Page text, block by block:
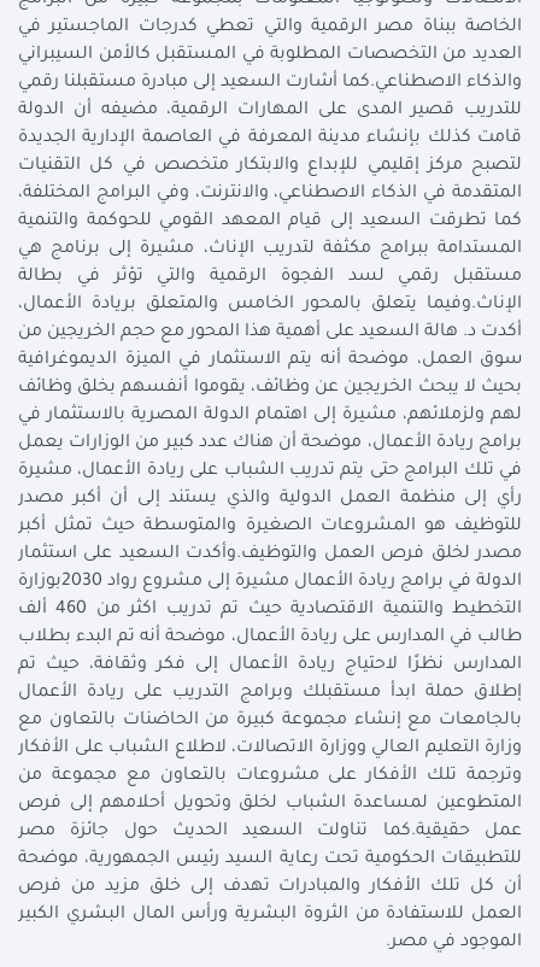
الخاصة ببناة مصر الرقمية والتي تعطي كدرجات الماجستير في
العديد من التخصصات المطلوبة في المستقبل كالأمن السيبراني
والذكاء الاصطناعي.كما أشارت السعيد إلى مبادرة مستقبلنا رقمي
للتدريب قصير المدى على المهارات الرقمية، مضيفه أن الدولة
قامت كذلك بإنشاء مدينة المعرفة في العاصمة الإدارية الجديدة
لتصبح مركز إقليمي للإبداع والابتكار متخصص في كل التقنيات
المتقدمة في الذكاء الاصطناعي، والانترنت، وفي البرامج المختلفة،
كما تطرقت السعيد إلى قيام المعهد القومي للحوكمة والتنمية
المستدامة ببرامج مكثفة لتدريب الإناث، مشيرة إلى برنامج هي
مستقبل رقمي لسد الفجوة الرقمية والتي تؤثر في بطالة
الإناث.وفيما يتعلق بالمحور الخامس والمتعلق بريادة الأعمال،
أكدت د. هالة السعيد على أهمية هذا المحور مع حجم الخريجين من
سوق العمل، موضحة أنه يتم الاستثمار في الميزة الديموغرافية
بحيث لا يبحث الخريجين عن وظائف، يقوموا أنفسهم بخلق وظائف
لهم ولزملائهم، مشيرة إلى اهتمام الدولة المصرية بالاستثمار في
برامج ريادة الأعمال، موضحة أن هناك عدد كبير من الوزارات يعمل
في تلك البرامج حتى يتم تدريب الشباب على ريادة الأعمال، مشيرة
رأي إلى منظمة العمل الدولية والذي يستند إلى أن أكبر مصدر
للتوظيف هو المشروعات الصغيرة والمتوسطة حيث تمثل أكبر
مصدر لخلق فرص العمل والتوظيف.وأكدت السعيد على استثمار
الدولة في برامج ريادة الأعمال مشيرة إلى مشروع رواد 2030بوزارة
التخطيط والتنمية الاقتصادية حيث تم تدريب اكثر من 460 ألف
طالب في المدارس على ريادة الأعمال، موضحة أنه تم البدء بطلاب
المدارس نظرًا لاحتياج ريادة الأعمال إلى فكر وثقافة، حيث تم
إطلاق حملة ابدأ مستقبلك وبرامج التدريب على ريادة الأعمال
بالجامعات مع إنشاء مجموعة كبيرة من الحاضنات بالتعاون مع
وزارة التعليم العالي ووزارة الاتصالات، لاطلاع الشباب على الأفكار
وترجمة تلك الأفكار على مشروعات بالتعاون مع مجموعة من
المتطوعين لمساعدة الشباب لخلق وتحويل أحلامهم إلى فرص
عمل حقيقية.كما تناولت السعيد الحديث حول جائزة مصر
للتطبيقات الحكومية تحت رعاية السيد رئيس الجمهورية، موضحة
أن كل تلك الأفكار والمبادرات تهدف إلى خلق مزيد من فرص
العمل للاستفادة من الثروة البشرية ورأس المال البشري الكبير
الموجود في مصر.